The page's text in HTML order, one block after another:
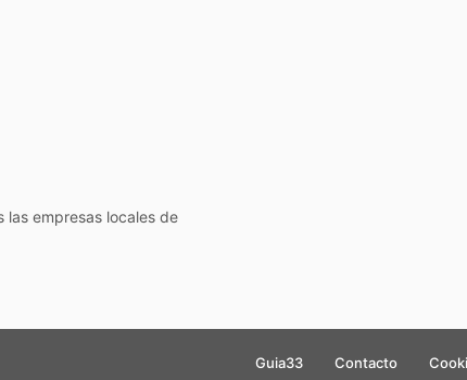
las empresas locales de
Guia33 Contacto